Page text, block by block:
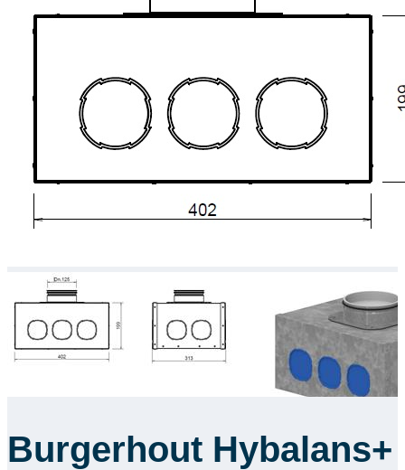
Oplossingen
Downloads
Academy
Over ons
Contact
Burgerhout Hybalans+